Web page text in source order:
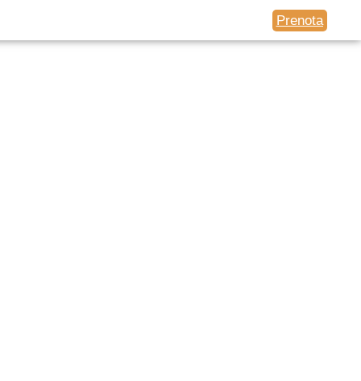
Prenota